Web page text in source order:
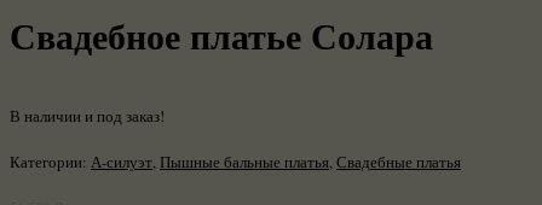
Свадебное платье Солара
В наличии и под заказ!
Категории: А-силуэт, Пышные бальные платья,Свадебные платья